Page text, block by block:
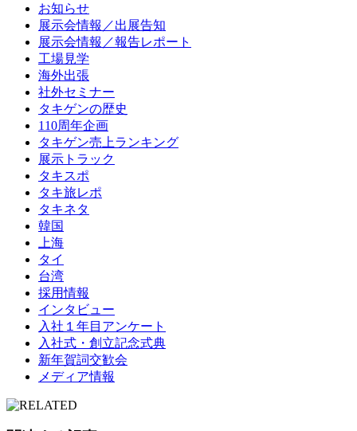
お知らせ
展示会情報／出展告知
展示会情報／報告レポート
工場見学
海外出張
社外セミナー
タキゲンの歴史
110周年企画
タキゲン売上ランキング
展示トラック
タキスポ
タキ旅レポ
タキネタ
韓国
上海
タイ
台湾
採用情報
インタビュー
入社１年目アンケート
入社式・創立記念式典
新年賀詞交歓会
メディア情報